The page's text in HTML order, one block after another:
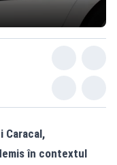
Caracal,
în contextul